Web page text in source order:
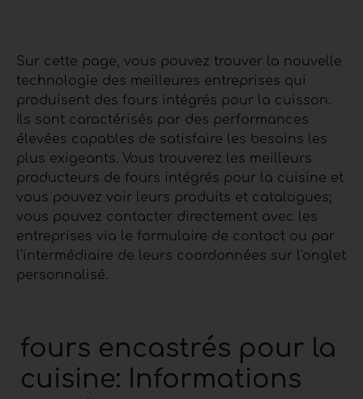
Sur cette page, vous pouvez trouver la nouvelle
technologie des meilleures entreprises qui
produisent des fours intégrés pour la cuisson.
Ils sont caractérisés par des performances
élevées capables de satisfaire les besoins les
plus exigeants. Vous trouverez les meilleurs
producteurs de fours intégrés pour la cuisine et
vous pouvez voir leurs produits et catalogues;
vous pouvez contacter directement avec les
entreprises via le formulaire de contact ou par
l'intermédiaire de leurs coordonnées sur l'onglet
personnalisé.
fours encastrés pour la
cuisine: Informations